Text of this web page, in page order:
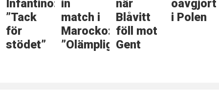
Infantino:
”Tack
för
stödet”
in
match i
Marocko:
”Olämpligt”
när
Blåvitt
föll mot
Gent
oavgjort
i Polen